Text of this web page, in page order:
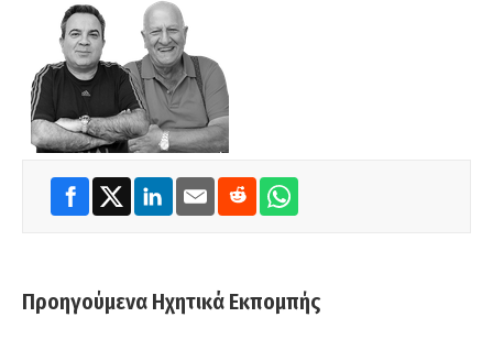
Προηγούμενα Ηχητικά Εκπομπής